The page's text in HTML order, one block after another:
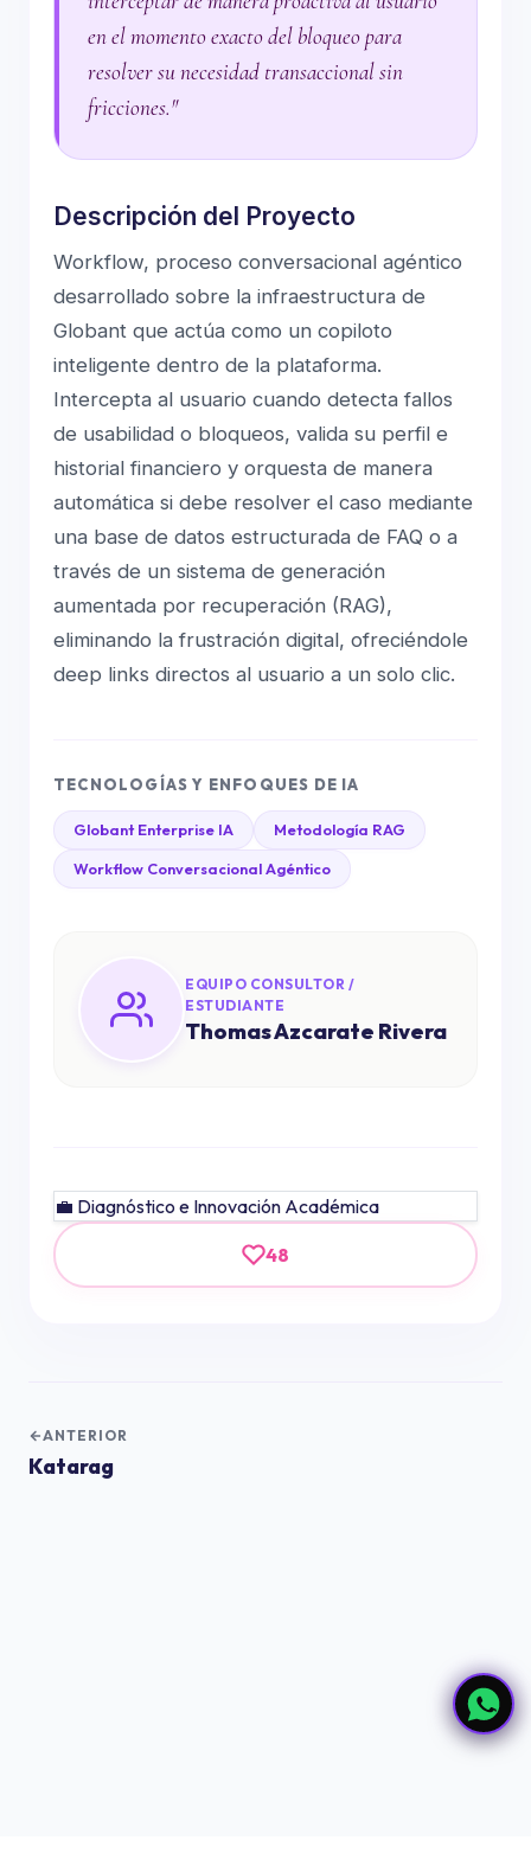
en el momento exacto del bloqueo para
resolver su necesidad transaccional sin
fricciones."
Descripción del Proyecto
Workflow, proceso conversacional agéntico
desarrollado sobre la infraestructura de
Globant que actúa como un copiloto
inteligente dentro de la plataforma.
Intercepta al usuario cuando detecta fallos
de usabilidad o bloqueos, valida su perfil e
historial financiero y orquesta de manera
automática si debe resolver el caso mediante
una base de datos estructurada de FAQ o a
través de un sistema de generación
aumentada por recuperación (RAG),
eliminando la frustración digital, ofreciéndole
deep links directos al usuario a un solo clic.
TECNOLOGÍAS Y ENFOQUES DE IA
Globant Enterprise IA Metodología RAG
Workflow Conversacional Agéntico
EQUIPO CONSULTOR /
ESTUDIANTE
Thomas Azcarate Rivera
💼 Diagnóstico e Innovación Académica
48
ANTERIOR
Katarag